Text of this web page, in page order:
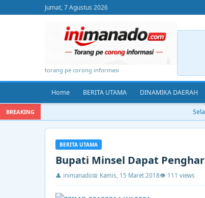
Jumat, 7 Agustus 2026
torang pe corong informasi
Home BERITA UTAMA DINAMIKA DAERAH
BREAKING
BERITA UTAMA
Bupati Minsel Dapat
👤 inimanado📅 Kamis, 15 Maret 2018👁 111 views